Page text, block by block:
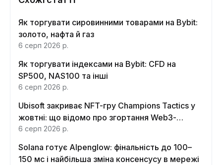
Як торгувати сировинними товарами на Bybit:
золото, нафта й газ
6 серп 2026 р.
Як торгувати індексами на Bybit: CFD на
SP500, NAS100 та інші
6 серп 2026 р.
Ubisoft закриває NFT-гру Champions Tactics у
жовтні: що відомо про згортання Web3-
функцій
6 серп 2026 р.
Solana готує Alpenglow: фінальність до 100–
150 мс і найбільша зміна консенсусу в мережі